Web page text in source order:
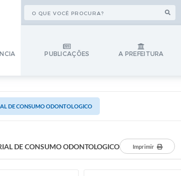
PUBLICAÇÕES A PREFEITURA
DE CONSUMO ODONTOLOGICO
DE CONSUMO ODONTOLOGICO Imprimir